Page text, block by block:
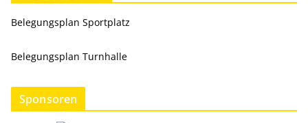
Belegungsplan Sportplatz
Belegungsplan Turnhalle
Sponsoren